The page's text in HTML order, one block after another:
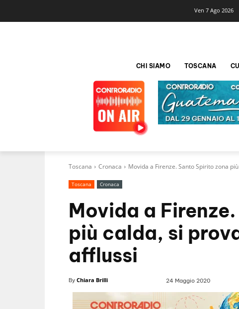
Ven 7 Ago 2026
CHI SIAMO TOSCANA
Toscana Cronaca Movida a Firenze. Santo Spirito zona
Toscana Cronaca
Movida a
più calda, si
afflussi
By Chiara Brilli 24 Maggio 2020